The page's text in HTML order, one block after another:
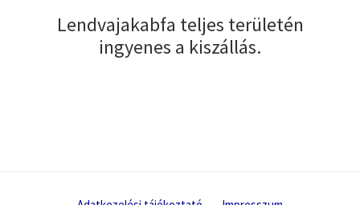
Lendvajakabfa teljes területén
ingyenes a kiszállás.